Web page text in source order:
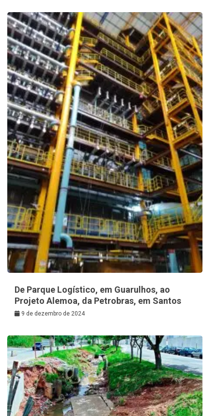
De Parque Logístico, em Guarulhos, ao
Projeto Alemoa, da Petrobras, em Santos
9 de dezembro de 2024